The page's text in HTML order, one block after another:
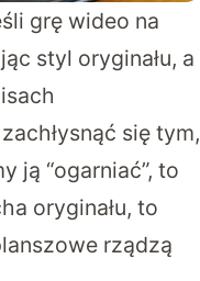
grę wideo na
styl oryginału, a
się tym,
ją “ogarniać”, to
oryginału, to
rządzą